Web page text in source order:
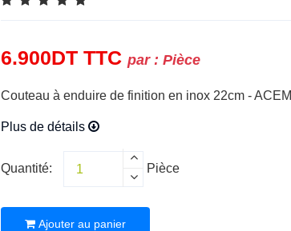
6.900DT TTCpar :Pièce
Couteau à enduire de finition en inox 22cm - ACEM
Plus de détails
Quantité: Pièce
Ajouter au panier